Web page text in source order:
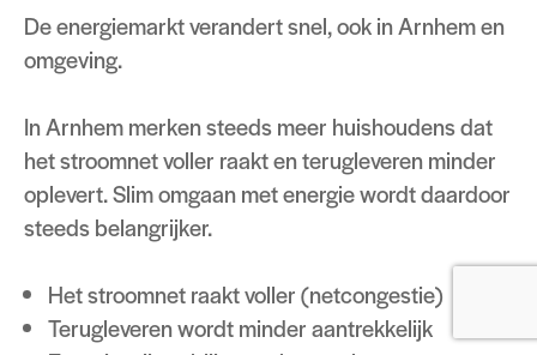
De energiemarkt verandert snel, ook in Arnhem en
omgeving.
In Arnhem merken steeds meer huishoudens dat
het stroomnet voller raakt en terugleveren minder
oplevert. Slim omgaan met energie wordt daardoor
steeds belangrijker.
Het stroomnet raakt voller (netcongestie)
Terugleveren wordt minder aantrekkelijk